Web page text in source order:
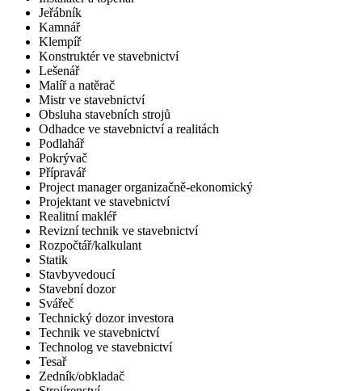
Jeřábník
Kamnář
Klempíř
Konstruktér ve stavebnictví
Lešenář
Malíř a natěrač
Mistr ve stavebnictví
Obsluha stavebních strojů
Odhadce ve stavebnictví a realitách
Podlahář
Pokrývač
Přípravář
Project manager organizačně-ekonomický
Projektant ve stavebnictví
Realitní makléř
Revizní technik ve stavebnictví
Rozpočtář/kalkulant
Statik
Stavbyvedoucí
Stavební dozor
Svářeč
Technický dozor investora
Technik ve stavebnictví
Technolog ve stavebnictví
Tesař
Zedník/obkladač